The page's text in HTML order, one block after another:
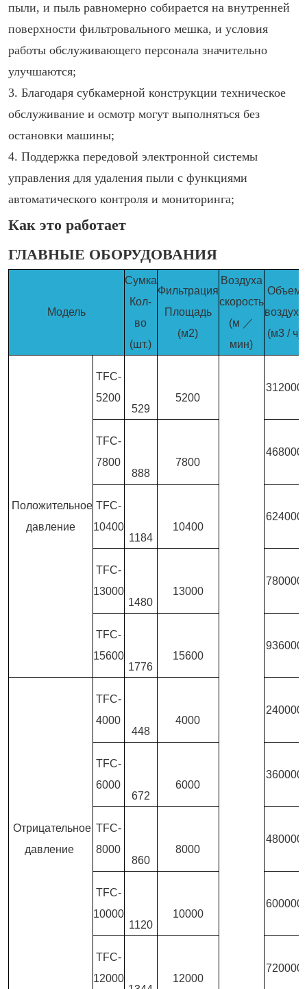
пыли, и пыль равномерно собирается на внутренней
поверхности фильтровального мешка, и условия
работы обслуживающего персонала значительно
улучшаются;
3. Благодаря субкамерной конструкции техническое
обслуживание и осмотр могут выполняться без
остановки машины;
4. Поддержка передовой электронной системы
управления для удаления пыли с функциями
автоматического контроля и мониторинга;
Как это работает
ГЛАВНЫЕ ОБОРУДОВАНИЯ
Модель
Сумка
Кол-
во
(шт.)
Фильтрация
Площадь
(м2)
Воздуха
скорость
(м ／
мин)
Объем
воздуха
(м3 / ч)
Положительное
давление
TFC-
5200
529
5200
312000
TFC-
7800
888
7800
468000
TFC-
10400
1184
10400
624000
TFC-
13000
1480
13000
780000
TFC-
15600
1776
15600
936000
Отрицательное
давление
TFC-
4000
448
4000
240000
TFC-
6000
672
6000
360000
TFC-
8000
860
8000
480000
TFC-
10000
1120
10000
600000
TFC-
12000
12000
720000